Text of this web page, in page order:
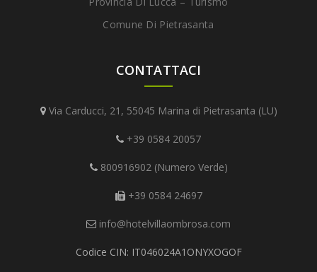
Comune Di Pietrasanta
CONTATTACI
Via Carducci, 21, 55045 Marina di Pietrasanta (LU)
+39 0584 20057
800916902 (Numero Verde)
+39 0584 24697
info@hotelvillaombrosa.com
Codice CIN: IT046024A1ONYXOGOF